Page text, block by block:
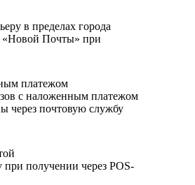
в пределах города
«Новой Почты» при
платежом
с наложенным платежом
через почтовую службу
при получении через POS-